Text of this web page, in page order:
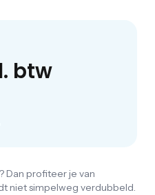
btw
Dan profiteer je van
niet simpelweg verdubbeld.